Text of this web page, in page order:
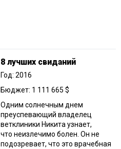
8 лучших свиданий
Год: 2016
Бюджет: 1 111 665 $
Одним солнечным днем
преуспевающий владелец
ветклиники Никита узнает,
что неизлечимо болен. Он не
подозревает, что это врачебная